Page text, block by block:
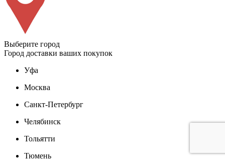
Выберите город
Город доставки ваших покупок
Уфа
Москва
Санкт-Петербург
Челябинск
Тольятти
Тюмень